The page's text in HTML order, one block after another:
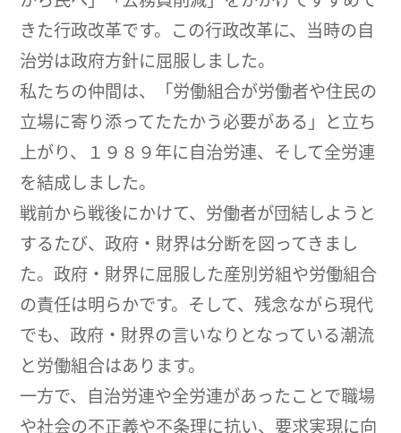
きた行政改革です。この行政改革に、当時の自
治労は政府方針に屈服しました。
私たちの仲間は、「労働組合が労働者や住民の
立場に寄り添ってたたかう必要がある」と立ち
上がり、１９８９年に自治労連、そして全労連
を結成しました。
戦前から戦後にかけて、労働者が団結しようと
するたび、政府・財界は分断を図ってきまし
た。政府・財界に屈服した産別労組や労働組合
の責任は明らかです。そして、残念ながら現代
でも、政府・財界の言いなりとなっている潮流
と労働組合はあります。
一方で、自治労連や全労連があったことで職場
や社会の不正義や不条理に抗い、要求実現に向